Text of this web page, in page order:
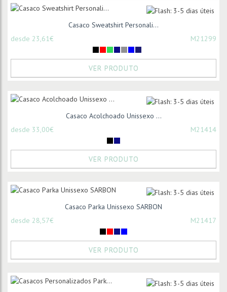
Casaco Sweatshirt Personali...
desde 23,61€
M21299
VER PRODUTO
Casaco Acolchoado Unissexo ...
desde 33,00€
M21414
VER PRODUTO
Casaco Parka Unissexo SARBON
desde 28,57€
M21417
VER PRODUTO